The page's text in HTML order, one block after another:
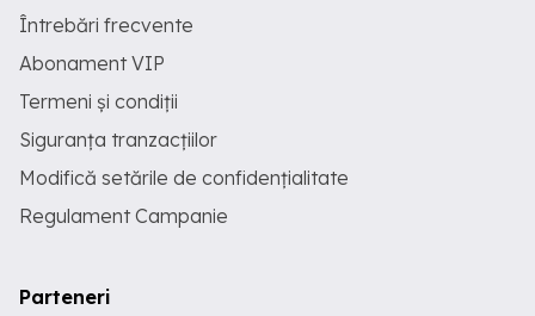
Întrebări frecvente
Abonament VIP
Termeni și condiții
Siguranța tranzacțiilor
Modifică setările de confidențialitate
Regulament Campanie
Parteneri